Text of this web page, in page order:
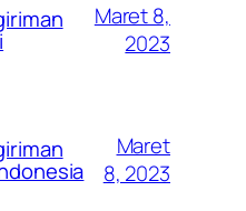
Maret 8,
2023
Maret
8, 2023